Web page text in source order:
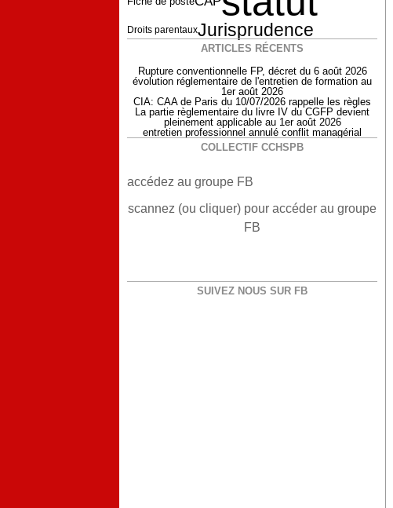
Droits parentauxJurisprudence
ARTICLES RÉCENTS
Rupture conventionnelle FP, décret du 6 août 2026
évolution réglementaire de l'entretien de formation au
1er août 2026
CIA: CAA de Paris du 10/07/2026 rappelle les règles
La partie règlementaire du livre IV du CGFP devient
pleinement applicable au 1er août 2026
entretien professionnel annulé conflit managérial
COLLECTIF CCHSPB
accédez au groupe FB
scannez (ou cliquer) pour accéder au groupe
FB
SUIVEZ NOUS SUR FB